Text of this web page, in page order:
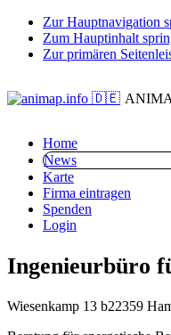
Zur Hauptnavigation
Zum Hauptinhalt
Zur primären
Home
News
Karte
Firma eintragen
Spenden
Login
Ingenieurbüro
Wiesenkamp 13 b22359